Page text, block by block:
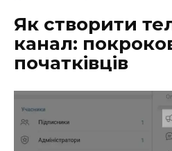
Як створити
канал:
початківців